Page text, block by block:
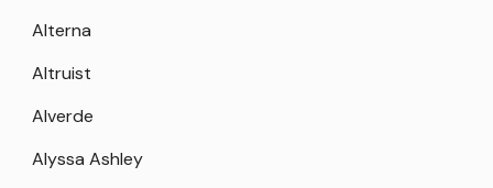
Alterna
Altruist
Alverde
Alyssa Ashley